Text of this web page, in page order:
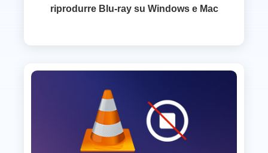
riprodurre Blu-ray su Windows e Mac